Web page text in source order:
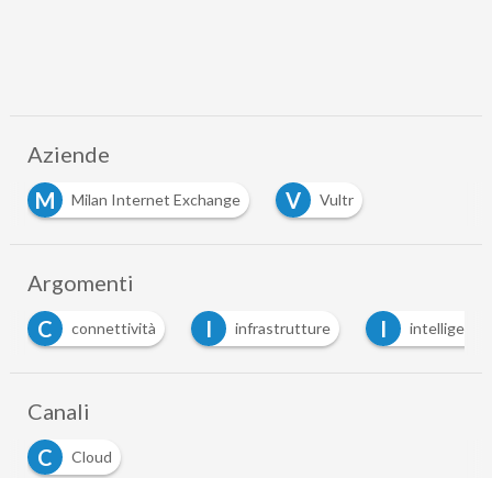
Aziende
M
Milan Internet Exchange V Vultr
Argomenti
C
connettività I infrastrutture I
Canali
C
Cloud